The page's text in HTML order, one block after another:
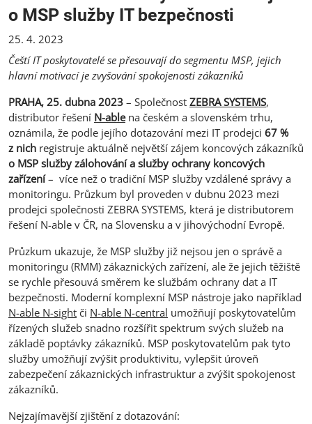
o MSP služby IT bezpečnosti
25. 4. 2023
Čeští IT poskytovatelé se přesouvají do segmentu MSP, jejich
hlavní motivací je zvyšování spokojenosti zákazníků
PRAHA, 25. dubna 2023 – Společnost ZEBRA SYSTEMS,
distributor řešení N-ablena českém a slovenském trhu,
oznámila, že podle jejího dotazování mezi IT prodejci 67 %
z nich registruje aktuálně největší zájem koncových zákazníků
o MSP služby zálohování a služby ochrany koncových
zařízení– více než o tradiční MSP služby vzdálené správy a
monitoringu. Průzkum byl proveden v dubnu 2023 mezi
prodejci společnosti ZEBRA SYSTEMS, která je distributorem
řešení N-able v ČR, na Slovensku a v jihovýchodní Evropě.
Průzkum ukazuje, že MSP služby již nejsou jen o správě a
monitoringu (RMM) zákaznických zařízení, ale že jejich těžiště
se rychle přesouvá směrem ke službám ochrany dat a IT
bezpečnosti. Moderní komplexní MSP nástroje jako například
N-able N-sight či N-able N-central umožňují poskytovatelům
řízených služeb snadno rozšířit spektrum svých služeb na
základě poptávky zákazníků. MSP poskytovatelům pak tyto
služby umožňují zvýšit produktivitu, vylepšit úroveň
zabezpečení zákaznických infrastruktur a zvýšit spokojenost
zákazníků.
Nejzajímavější zjištění z dotazování: